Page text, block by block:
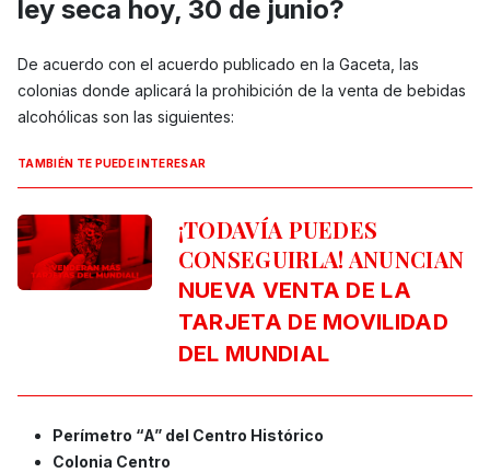
ley seca hoy, 30 de junio?
De acuerdo con el acuerdo publicado en la Gaceta, las
colonias donde aplicará la prohibición de la venta de bebidas
alcohólicas son las siguientes:
TAMBIÉN TE PUEDE INTERESAR
¡TODAVÍA PUEDES
CONSEGUIRLA! ANUNCIAN
NUEVA VENTA DE LA
TARJETA DE MOVILIDAD
DEL MUNDIAL
Perímetro “A” del Centro Histórico
Colonia Centro